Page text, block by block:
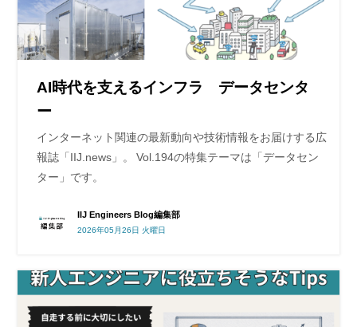
AI時代を支えるインフラ データセンタ
ー
インターネット関連の最新動向や技術情報をお届けする広
報誌「IIJ.news」。 Vol.194の特集テーマは「データセン
ター」です。
IIJ Engineers Blog編集部
2026年05月26日 火曜日